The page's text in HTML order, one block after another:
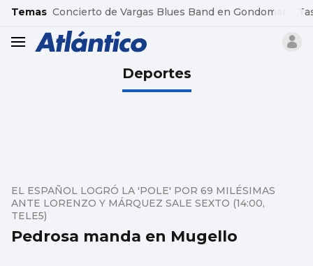
common.go-to-content
Temas Concierto de Vargas Blues Band en Gondomar
header.menu.open
Deportes
Pedrosa manda en Mugello
EL ESPAÑOL LOGRÓ LA 'POLE' POR 69 MILÉSIMAS
ANTE LORENZO Y MÁRQUEZ SALE SEXTO (14:00,
TELE5)